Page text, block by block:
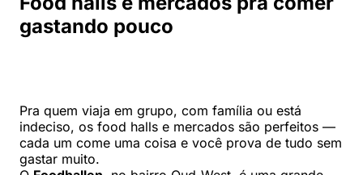
gastando pouco
Pra quem viaja em grupo, com família ou está
indeciso, os food halls e mercados são perfeitos —
cada um come uma coisa e você prova de tudo sem
gastar muito.